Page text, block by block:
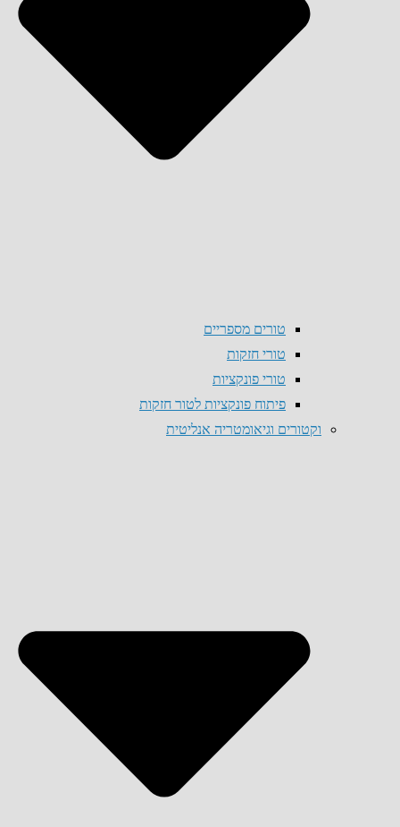
טורים מספריים
טורי חזקות
טורי פונקציות
פיתוח פונקציות לטור חזקות
וקטורים וגיאומטריה אנליטית